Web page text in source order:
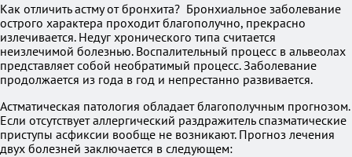
Как отличить астму от бронхита? Бронхиальное заболевание
острого характера проходит благополучно, прекрасно
излечивается. Недуг хронического типа считается
неизлечимой болезнью. Воспалительный процесс в альвеолах
представляет собой необратимый процесс. Заболевание
продолжается из года в год и непрестанно развивается.
Астматическая патология обладает благополучным прогнозом.
Если отсутствует аллергический раздражитель спазматические
приступы асфиксии вообще не возникают. Прогноз лечения
двух болезней заключается в следующем: